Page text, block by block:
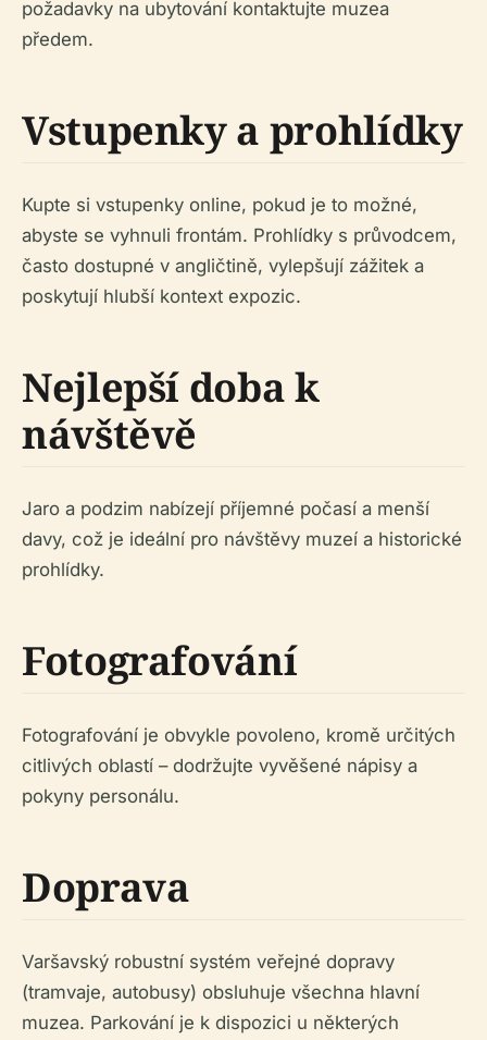
požadavky na ubytování kontaktujte muzea
předem.
Vstupenky a prohlídky
Kupte si vstupenky online, pokud je to možné,
abyste se vyhnuli frontám. Prohlídky s průvodcem,
často dostupné v angličtině, vylepšují zážitek a
poskytují hlubší kontext expozic.
Nejlepší doba k
návštěvě
Jaro a podzim nabízejí příjemné počasí a menší
davy, což je ideální pro návštěvy muzeí a historické
prohlídky.
Fotografování
Fotografování je obvykle povoleno, kromě určitých
citlivých oblastí – dodržujte vyvěšené nápisy a
pokyny personálu.
Doprava
Varšavský robustní systém veřejné dopravy
(tramvaje, autobusy) obsluhuje všechna hlavní
muzea. Parkování je k dispozici u některých